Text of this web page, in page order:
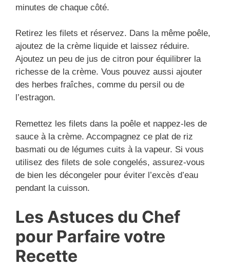
minutes de chaque côté.
Retirez les filets et réservez. Dans la même poêle,
ajoutez de la crème liquide et laissez réduire.
Ajoutez un peu de jus de citron pour équilibrer la
richesse de la crème. Vous pouvez aussi ajouter
des herbes fraîches, comme du persil ou de
l’estragon.
Remettez les filets dans la poêle et nappez-les de
sauce à la crème. Accompagnez ce plat de riz
basmati ou de légumes cuits à la vapeur. Si vous
utilisez des filets de sole congelés, assurez-vous
de bien les décongeler pour éviter l’excès d’eau
pendant la cuisson.
Les Astuces du Chef
pour Parfaire votre
Recette